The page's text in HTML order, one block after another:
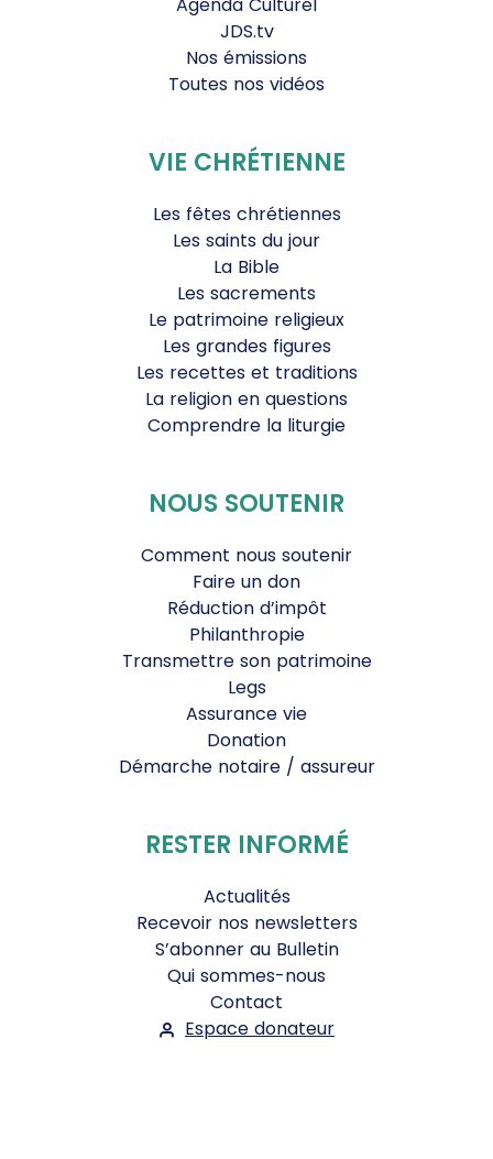
Agenda Culturel
JDS.tv
Nos émissions
Toutes nos vidéos
VIE CHRÉTIENNE
Les fêtes chrétiennes
Les saints du jour
La Bible
Les sacrements
Le patrimoine religieux
Les grandes figures
Les recettes et traditions
La religion en questions
Comprendre la liturgie
NOUS SOUTENIR
Comment nous soutenir
Faire un don
Réduction d’impôt
Philanthropie
Transmettre son patrimoine
Legs
Assurance vie
Donation
Démarche notaire / assureur
RESTER INFORMÉ
Actualités
Recevoir nos newsletters
S’abonner au Bulletin
Qui sommes-nous
Contact
Espace donateur